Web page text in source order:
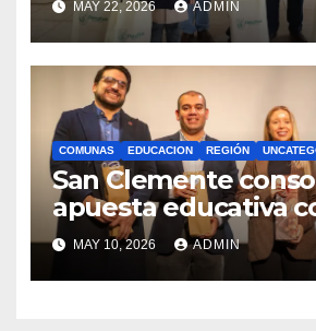
Royalty Minero
MAY 22, 2026 ADMIN
COMUNAS EDUCACION REGIÓN
San Clemente
apuesta educativa
lanzamiento del
Preuniversitario
MAY 10, 2026 ADMIN